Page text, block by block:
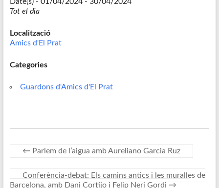
Tot el dia
Localització
Amics d'El Prat
Categories
Guardons d'Amics d'El Prat
← Parlem de l’aigua amb Aureliano Garcia Ruz
Conferència-debat: Els camins antics i les muralles de
Barcelona, amb Dani Cortijo i Felip Neri Gordi →